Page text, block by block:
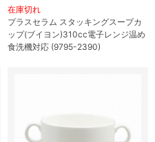
在庫切れ
プラスセラム スタッキングスープカ
ップ(ブイヨン)310cc電子レンジ温め
食洗機対応 (9795-2390)